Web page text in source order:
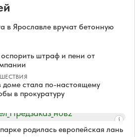
в Ярославле вручат бетонную
штраф и пени от
доме стала по-настоящему
в прокуратуру
родилась европейская лань